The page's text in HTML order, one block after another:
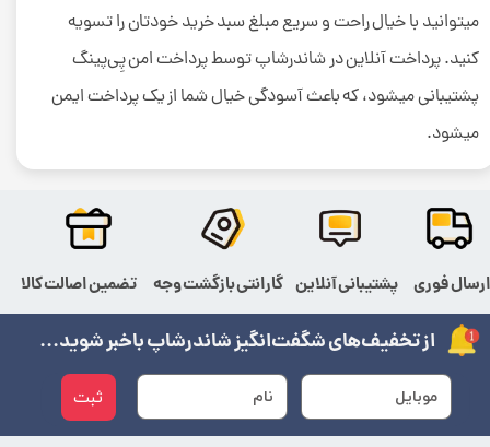
میتوانید با خیال راحت و سریع مبلغ سبد خرید خودتان را تسویه
کنید. پرداخت آنلاین در شاندرشاپ توسط پرداخت امن پِی‌پینگ
پشتیبانی میشود، که باعث آسودگی خیال شما از یک پرداخت ایمن
میشود.
ثبت
از تخفیف‌های شگفت‌انگیز شاندرشاپ باخبر شوید...
ارسال فوری پشتیبانی آنلاین گارانتی بازگشت وجه تضمین اصالت کالا